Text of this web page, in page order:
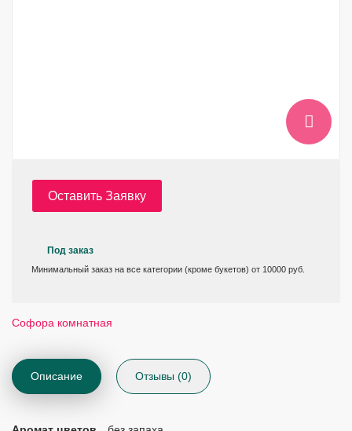
Оставить Заявку
Под заказ
Минимальный заказ на все категории (кроме букетов) от 10000 руб.
Софора комнатная
Описание Отзывы (0)